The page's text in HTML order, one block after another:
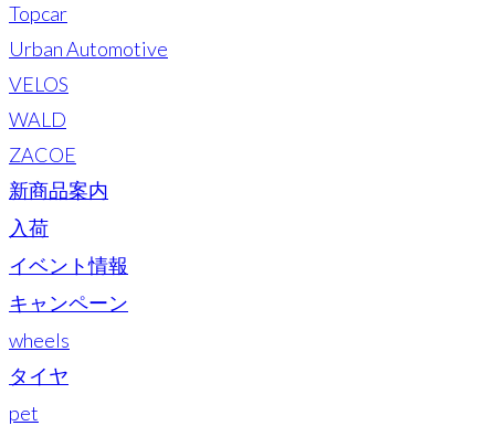
Topcar
Urban Automotive
VELOS
WALD
ZACOE
新商品案内
入荷
イベント情報
キャンペーン
wheels
タイヤ
pet